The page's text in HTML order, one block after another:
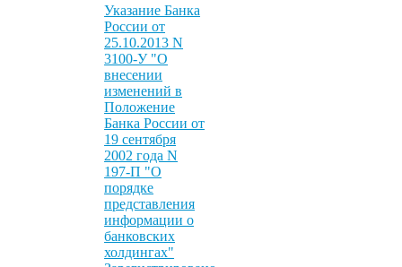
Указание Банка
России от
25.10.2013 N
3100-У "О
внесении
изменений в
Положение
Банка России от
19 сентября
2002 года N
197-П "О
порядке
представления
информации о
банковских
холдингах"